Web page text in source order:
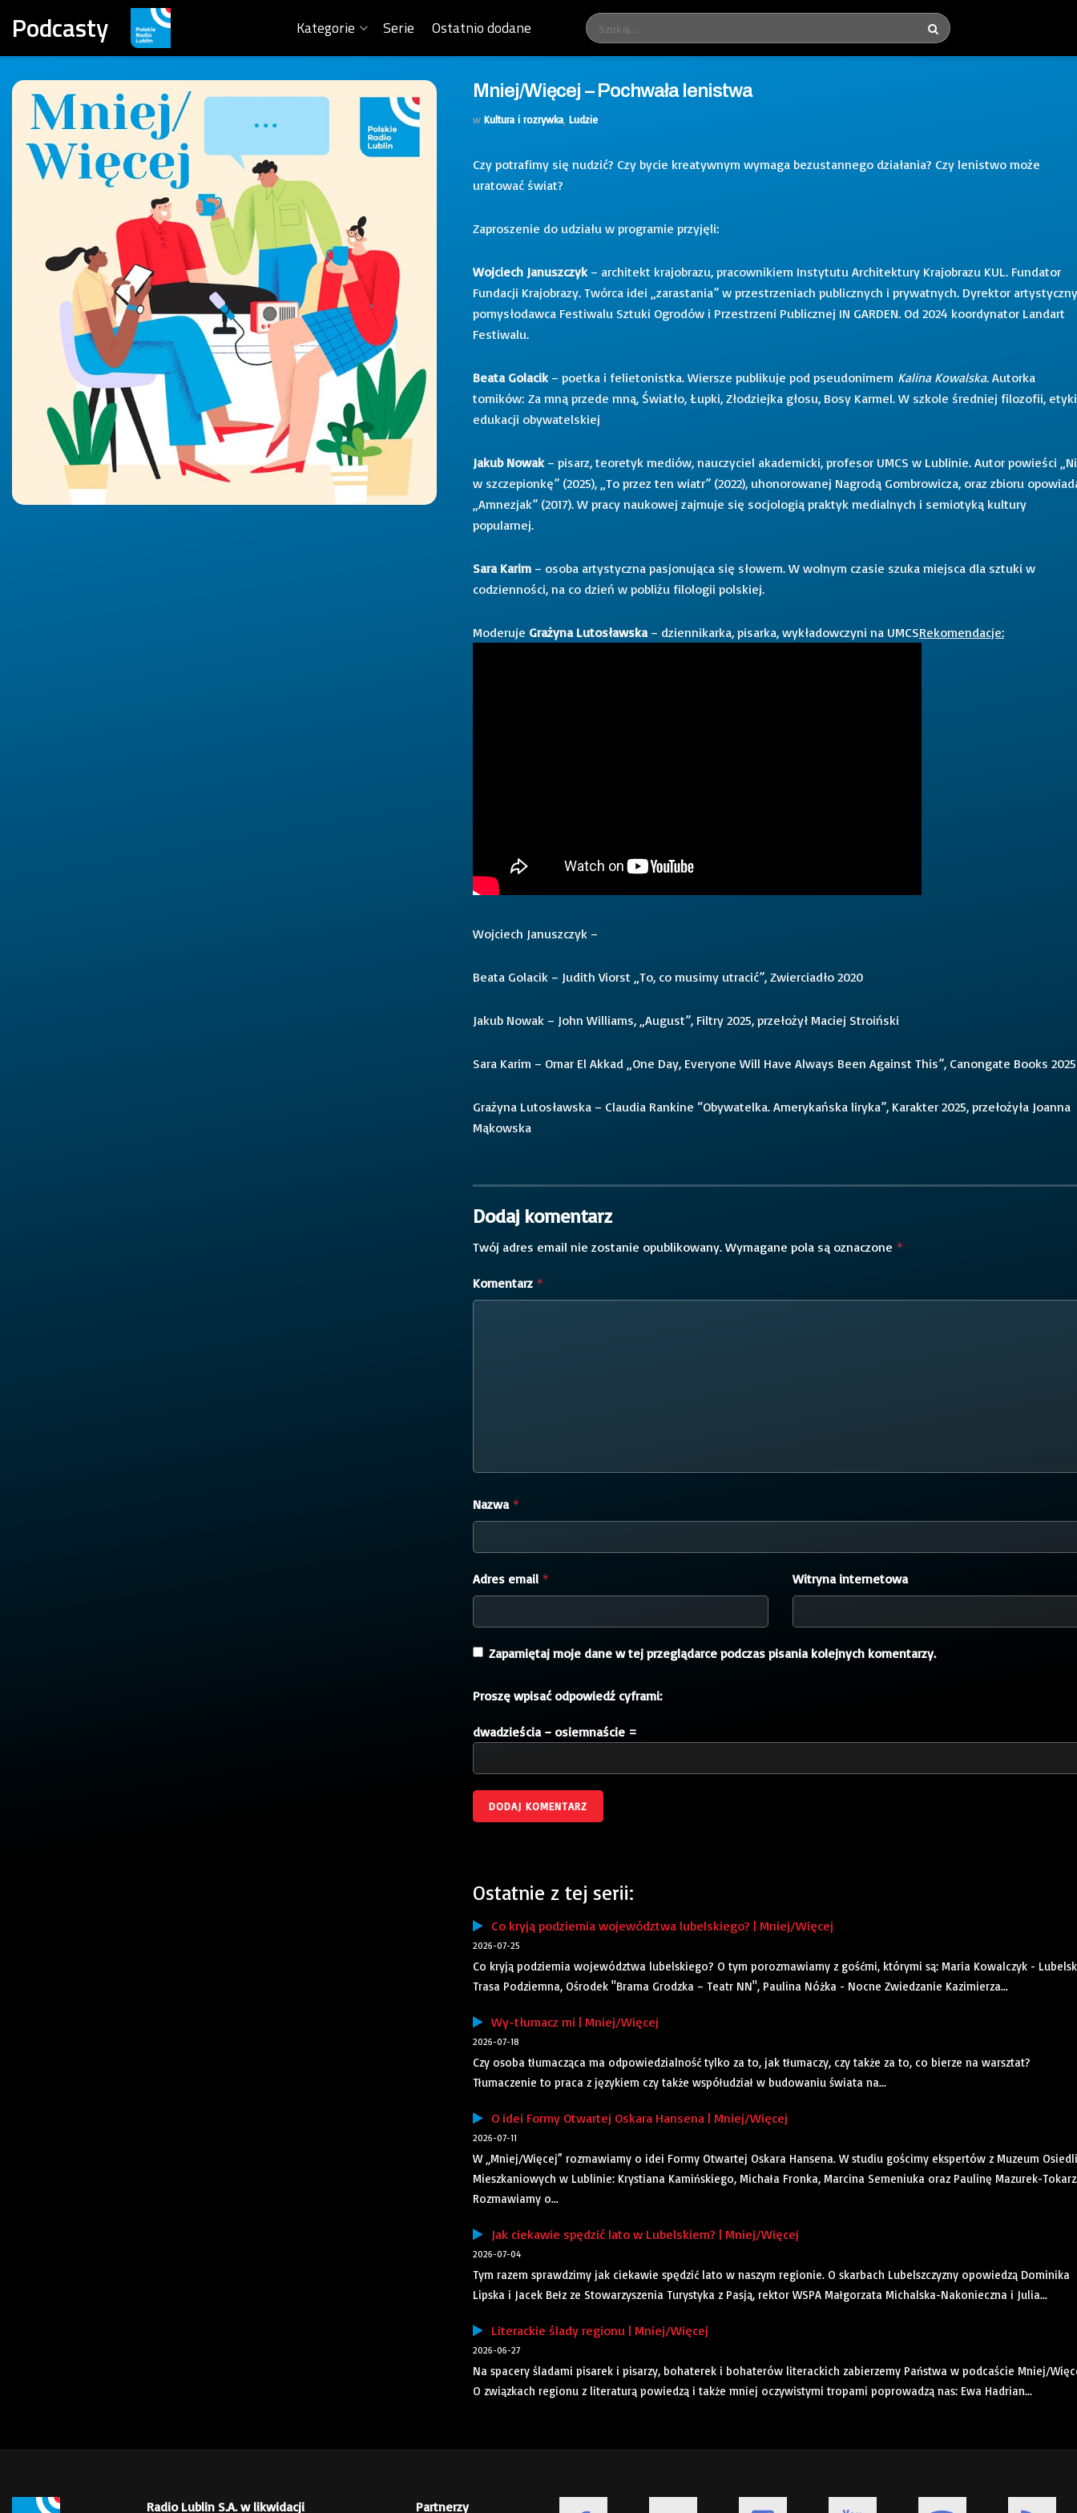
Podcasty Kategorie Serie Ostatnio dodane
Mniej/Więcej – Pochwała lenistwa
w Kultura i rozrywka Ludzie
Czy potrafimy się nudzić? Czy bycie kreatywnym wymaga bezustannego działania? Czy lenistwo może
uratować świat?
Zaproszenie do udziału w programie przyjęli:
Wojciech Januszczyk– architekt krajobrazu, pracownikiem Instytutu Architektury Krajobrazu KUL. Fundator
Fundacji Krajobrazy. Twórca idei „zarastania” w przestrzeniach publicznych i prywatnych. Dyrektor
pomysłodawca Festiwalu Sztuki Ogrodów i Przestrzeni Publicznej IN GARDEN. Od 2024 koordynator Landart
Festiwalu.
Beata Golacik– poetka i felietonistka. Wiersze publikuje pod pseudonimem Kalina Kowalska. Autorka
tomików: Za mną przede mną, Światło, Łupki, Złodziejka głosu, Bosy Karmel. W szkole średniej filozofii,
edukacji obywatelskiej
Jakub Nowak– pisarz, teoretyk mediów, nauczyciel akademicki, profesor UMCS w Lublinie. Autor powieści
w szczepionkę” (2025), „To przez ten wiatr” (2022), uhonorowanej Nagrodą Gombrowicza, oraz zbioru
„Amnezjak” (2017). W pracy naukowej zajmuje się socjologią praktyk medialnych i semiotyką kultury
popularnej.
Sara Karim – osoba artystyczna pasjonująca się słowem. W wolnym czasie szuka miejsca dla sztuki w
codzienności, na co dzień w pobliżu filologii polskiej.
Moderuje Grażyna Lutosławska – dziennikarka, pisarka, wykładowczyni na UMCSRekomendacje:
Wojciech Januszczyk –
Beata Golacik – Judith Viorst „To, co musimy utracić”, Zwierciadło 2020
Jakub Nowak – John Williams, „August”, Filtry 2025, przełożył Maciej Stroiński
Sara Karim – Omar El Akkad „One Day, Everyone Will Have Always Been Against This”, Canongate Books 2025
Grażyna Lutosławska – Claudia Rankine “Obywatelka. Amerykańska liryka”, Karakter 2025, przełożyła Joanna
Mąkowska
Dodaj komentarz
Twój adres email nie zostanie opublikowany. Wymagane pola są oznaczone *
Komentarz *
Nazwa *
Adres email * Witryna internetowa
Zapamiętaj moje dane w tej przeglądarce podczas pisania kolejnych komentarzy.
Proszę wpisać odpowiedź cyframi:
dwadzieścia − osiemnaście =
Ostatnie z tej serii:
Co kryją podziemia województwa lubelskiego? | Mniej/Więcej
2026-07-25
Co kryją podziemia województwa lubelskiego? O tym porozmawiamy z gośćmi, którymi są: Maria Kowalczyk -
Trasa Podziemna, Ośrodek "Brama Grodzka – Teatr NN", Paulina Nóżka - Nocne Zwiedzanie Kazimierza...
Wy-tłumacz mi | Mniej/Więcej
2026-07-18
Czy osoba tłumacząca ma odpowiedzialność tylko za to, jak tłumaczy, czy także za to, co bierze na warsztat?
Tłumaczenie to praca z językiem czy także współudział w budowaniu świata na...
O idei Formy Otwartej Oskara Hansena | Mniej/Więcej
2026-07-11
W „Mniej/Więcej” rozmawiamy o idei Formy Otwartej Oskara Hansena. W studiu gościmy ekspertów z Muzeum Osiedli
Mieszkaniowych w Lublinie: Krystiana Kamińskiego, Michała Fronka, Marcina Semeniuka oraz Paulinę Mazurek-
Rozmawiamy o...
Jak ciekawie spędzić lato w Lubelskiem? | Mniej/Więcej
2026-07-04
Tym razem sprawdzimy jak ciekawie spędzić lato w naszym regionie. O skarbach Lubelszczyzny opowiedzą Dominika
Lipska i Jacek Bełz ze Stowarzyszenia Turystyka z Pasją, rektor WSPA Małgorzata Michalska-Nakonieczna i Julia...
Literackie ślady regionu | Mniej/Więcej
2026-06-27
Na spacery śladami pisarek i pisarzy, bohaterek i bohaterów literackich zabierzemy Państwa w podcaście Mniej/
O związkach regionu z literaturą powiedzą i także mniej oczywistymi tropami poprowadzą nas: Ewa Hadrian...
Radio Lublin S.A. w likwidacji Partnerzy